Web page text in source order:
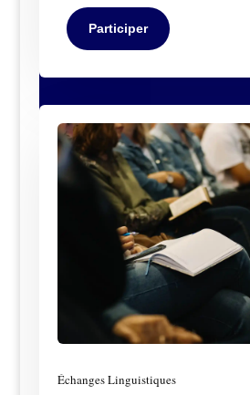
Participer
Échanges Linguistiques